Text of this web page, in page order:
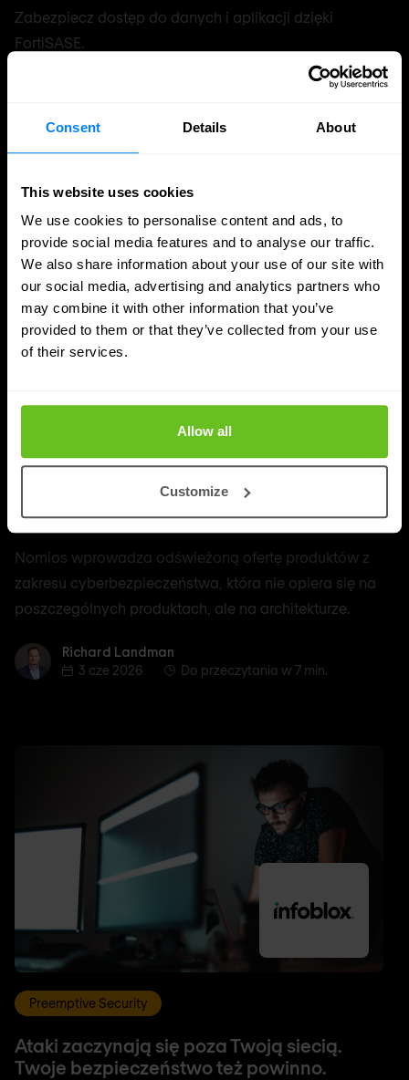
Consent Details About
This website uses cookies
We use cookies to personalise content and ads, to
provide social media features and to analyse our traffic.
We also share information about your use of our site with
our social media, advertising and analytics partners who
may combine it with other information that you’ve
provided to them or that they’ve collected from your use
of their services.
Allow all
Customize
Zabezpiecz dostęp do danych i aplikacji dzięki
FortiSASE.
z zakresu cyberbezpieczeństwa, sześć
obszarów
Nomios wprowadza odświeżoną ofertę produktów z
zakresu cyberbezpieczeństwa, która nie opiera się na
poszczególnych produktach, ale na architekturze.
Richard Landman
Richard Landman
3 cze 2026
Do przeczytania w 7 min.
Preemptive Security
Ataki zaczynają się poza Twoją siecią.
Twoje bezpieczeństwo też powinno.